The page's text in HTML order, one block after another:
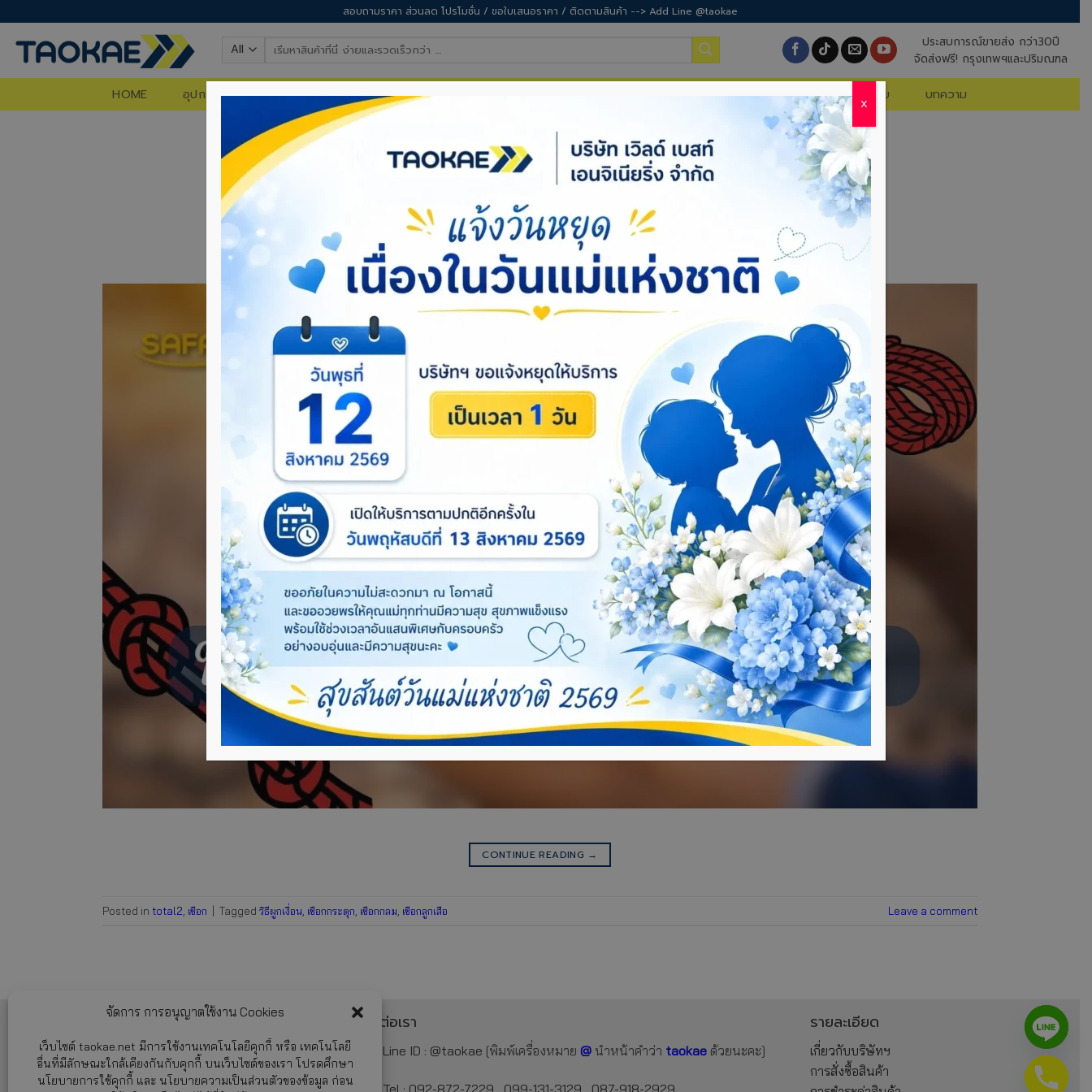
จัดการ การอนุญาตใช้งาน Cookies
เว็บไซต์ taokae.net มีการใช้งานเทคโนโลยีคุกกี้ หรือ เทคโนโลยี
อื่นที่มีลักษณะใกล้เคียงกันกับคุกกี้ บนเว็บไซต์ของเรา โปรดศึกษา
นโยบายการใช้คุกกี้ และ นโยบายความเป็นส่วนตัวของข้อมูล ก่อน
content
สอบถามราคา ส่วนลด โปรโมชั่น / ขอใบเสนอราคา / ติดตามสินค้า --> Add Line @taokae
Search
for:
ประสบการณ์ขายส่ง กว่า30ปี
จัดส่งฟรี! กรุงเทพฯและปริมณฑล
HOME อุปกรณ์ก่อสร้าง อุปกรณ์ทำสวน สินค้าจัดโปร คำถามที่พบบ่อย บทความ
TAG ARCHIVES: เชือกกระตุก
เชือก
เชือกกลม – วิธีผูกเงื่อน 20 แบบ ที่ควรรู้
POSTED ON BYDOW
CONTINUE READING →
Posted in total2 เชือก Tagged วิธีผูกเงื่อน, เชือกกระตุก เชือกกลม เชือกลูกเสือ Leave a comment
ศูนย์บริการลูกค้า TAOKAE.NET
ศูนย์รวมอุปกรณ์ก่อสร้าง อุปกรณ์ทำสวน
และอุปกรณ์ทำความสะอาด ครบวงจร
ติดต่อเรา
Line ID : @taokae [พิมพ์เครื่องหมาย @ นำหน้าคำว่า taokae ด้วยนะคะ]
รายละเอียด
เกี่ยวกับบริษัทฯ
การสั่งซื้อสินค้า
X